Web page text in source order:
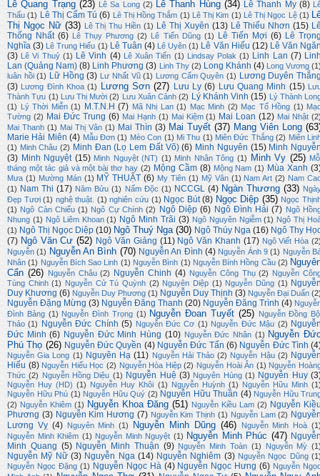
Lê Quang Trạng (23) Lê Sa Long (2) Lê Thanh Hùng (34) Lê Thanh My (8)
Thấu (1) Lê Thị Cẩm Tú (6) Lê Thị Hồng Thắm (1) Lê Thị Kim (1) Lê Thị Ngọc Lệ (1)
Thị Ngọc Nữ (33) Lê Thị Thu Hiền (1) Lê Thị Xuyên (13) Lê Thiếu Nhơn (15)
Thống Nhất (6) Lê Thụy Phương (2) Lê Tiến Dũng (1) Lê Tiến Mợi (6) Lê
Nghĩa (3) Lê Trung Hiếu (1) Lê Tuân (4) Lê Uyên (1) Lê Văn Hiếu (12) Lê Văn
(3) Lê Vi Thuỷ (1) Lê Vinh (4) Lê Xuân Tiến (1) Lindsay Polak (1) Linh Lan (7)
Lan (Quảng Nam) (8) Linh Phương (3) Linh Thy (2) Long Khánh (4) Long Vương
luân hồi (1) Lữ Hồng (3) Lư Nhất Vũ (1) Lương Cẩm Quyên (1) Lương Duyên
(3) Lương Đình Khoa (1) Lương Sơn (27) Lưu Ly (6) Lưu Quang Minh (15)
Thành Tựu (1) Lưu Thị Mười (2) Lưu Xuân Cảnh (2) Lý Khánh Vinh (15) Lý Thành
(1)
Lý Thời Miễn (1) M.T.N.H (7) Mã Nhị Lan (1) Mạc Minh (2) Mạc Tố Hồng (1)
Tường (2) Mai Đức Trung (6) Mai Hạnh (1) Mai Kiệm (1) Mai Loan (12) Mai Nhật
Mai Thanh (1) Mai Thị Vân (1) Mai Thìn (3) Mai Tuyết (37) Mang Viên Long
Marie Hải Miên (4) Mẫu Đơn (1) Mèo Con (1) Mi Thu (1) Miên Đức Thắng (2) Miên
(1) Minh Châu (2) Minh Đan (Lọ Lem Đất Võ) (6) Minh Nguyên (15) Minh
(3) Minh Nguyệt (15) Minh Nguyệt (NT) (1) Minh Nhân Tông (1) Minh Vy (25)
tháng một tác giả và một bài thơ hay (2) Mộng Cầm (8) Mộng Nam (1) Mùa Xanh
Mưa (1) Mường Mán (1) MỸ THUẬT (6) My Tiên (1) Mỹ Vân (1) Nam Art (2) Nam
(1) Nam Thi (17) Năm Bửu (1) Nấm Độc (1) NCCGL (4) Ngàn Thương (33)
Đẹp Tươi (1) nghệ thuật. (1) nghiên cứu (1) Ngọc Bút (8) Ngọc Diệp (35) Ngọc
(1) Ngô Càn Chiểu (1) Ngô Cự Chính (2) Ngô Diệp (6) Ngô Đình Hải (7) Ngô
Nhung (1) Ngô Liêm Khoan (1) Ngô Minh Trãi (3) Ngô Nguyên Ngiễm (1) Ngô Thị
(1) Ngô Thị Ngọc Diệp (10) Ngô Thuý Nga (30) Ngô Thúy Nga (16) Ngô Thy
(7) Ngô Văn Cư (52) Ngô Văn Giảng (11) Ngô Văn Khanh (17) Ngô Viết Hòa
Nguyễn (1) Nguyễn An Bình (70) Nguyễn An Đình (4) Nguyễn Ánh 9 (1) Nguyễn
Nhân (1) Nguyễn Bích Sao Linh (1) Nguyễn Bình (1) Nguyễn Bính Hồng Cầu (2)
Cẩn (26) Nguyễn Châu (2) Nguyễn Chinh (4) Nguyễn Công Thụ (2) Nguyễn
Tùng Chinh (1) Nguyễn Cử Tú Quỳnh (2) Nguyên Diệp (1) Nguyễn Dũng (1)
Duy Khương (6) Nguyễn Duy Phương (1) Nguyễn Duy Thịnh (3) Nguyễn Đại Duẩn
Nguyễn Đặng Mừng (3) Nguyễn Đăng Thanh (20) Nguyễn Đăng Trình (4)
Đình Bảng (1) Nguyễn Đình Trọng (1) Nguyễn Đoan Tuyết (25)
Nguyễn Đồng
Thảo (1) Nguyễn Đức Chính (5) Nguyễn Đức Cơ (1) Nguyễn Đức Mậu (2)
Đức Minh (6) Nguyễn Đức Minh Hùng (10) Nguyễn Đức Nhân (1) Nguyễn
Phú Thọ (26) Nguyễn Đức Quyền (4) Nguyễn Đức Tấn (6) Nguyễn Đức Tình
Nguyễn Gia Long (1) Nguyên Hạ (11) Nguyễn Hải Thảo (2) Nguyễn Hậu (2)
Hiếu (8) Nguyễn Hiếu Học (2) Nguyễn Hòa Hiệp (2) Nguyễn Hoài Ân (1) Nguyễn
Thức (2) Nguyễn Hồng Diệu (1) Nguyễn Huệ (3) Nguyên Hùng (1) Nguyễn Huy
Nguyễn Huy (HD) (1) Nguyễn Huy Khôi (1) Nguyễn Huỳnh (1) Nguyễn Hữu Minh
Nguyễn Hữu Phú (1) Nguyễn Hữu Quý (2) Nguyễn Hữu Thuần (4) Nguyễn Hữu
(2) Nguyễn Khiêm (1) Nguyễn Khoa Đăng (51) Nguyễn Kiều Lam (2) Nguyễn
Phương (3) Nguyễn Kim Hương (7) Nguyễn Kim Thịnh (1) Nguyễn Lam (2)
Lương Vỵ (4) Nguyên Minh (1) Nguyễn Minh Dũng (46) Nguyễn Minh Hoà
Nguyễn Minh Khiêm (1) Nguyễn Minh Nguyệt (1) Nguyễn Minh Phúc (47)
Minh Quang (5) Nguyễn Minh Thuận (9) Nguyễn Minh Toàn (1) Nguyễn Mỳ
Nguyễn Mỹ Nữ (3) Nguyễn Nga (14) Nguyễn Nghiêm (3) Nguyễn Ngọc Dũng
Nguyễn Ngọc Đặng (1) Nguyễn Ngọc Hà (4) Nguyễn Ngọc Hưng (6) Nguyễn